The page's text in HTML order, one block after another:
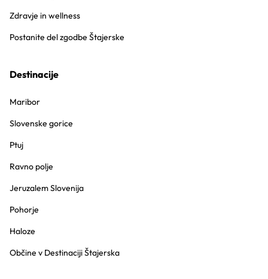
Zdravje in wellness
Postanite del zgodbe Štajerske
Destinacije
Maribor
Slovenske gorice
Ptuj
Ravno polje
Jeruzalem Slovenija
Pohorje
Haloze
Občine v Destinaciji Štajerska